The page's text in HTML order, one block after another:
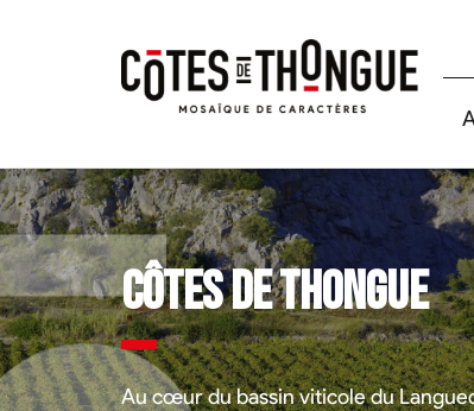
Côtes de Thongue
Au cœur du bassin viticole du